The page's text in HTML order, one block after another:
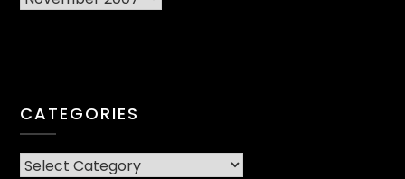
CATEGORIES
CATEGORIES